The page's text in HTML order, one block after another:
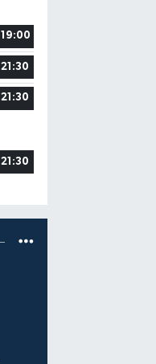
19:00
21:30
21:30
21:30